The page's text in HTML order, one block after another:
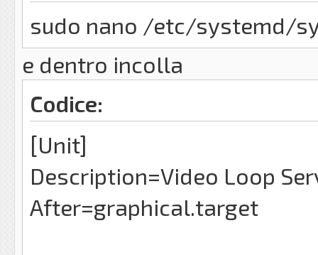
sudo nano /etc/systemd/
e dentro incolla
Codice:
[Unit]
Description=Video Loop
After=graphical.target